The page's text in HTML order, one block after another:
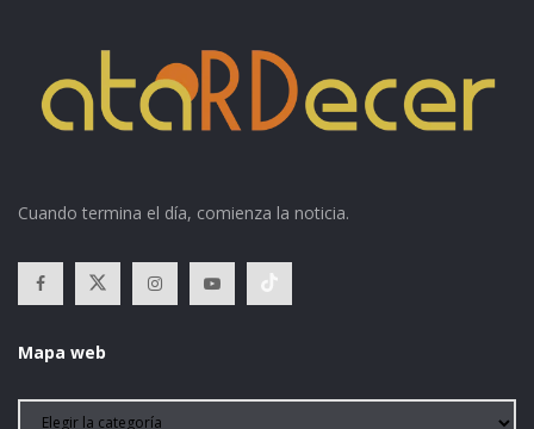
Cuando termina el día, comienza la noticia.
Mapa web